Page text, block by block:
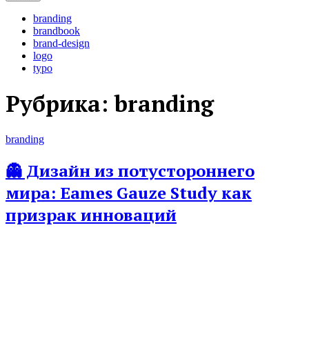
branding
brandbook
brand-design
logo
typo
Рубрика:branding
branding
👻 Дизайн из потустороннего
мира: Eames Gauze Study как
призрак инноваций